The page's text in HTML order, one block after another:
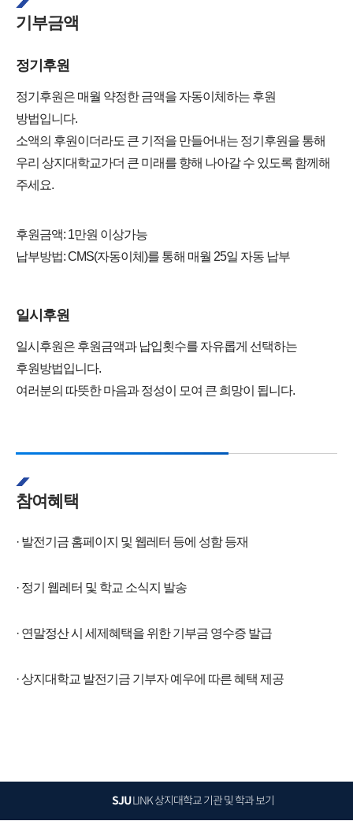
기부금액
정기후원
정기후원은 매월 약정한 금액을 자동이체하는 후원
방법입니다.
소액의 후원이더라도 큰 기적을 만들어내는 정기후원을 통해
우리 상지대학교가더 큰 미래를 향해 나아갈 수 있도록 함께해
주세요.
후원금액: 1만원 이상가능
납부방법: CMS(자동이체)를 통해 매월 25일 자동 납부
일시후원
일시후원은 후원금액과 납입횟수를 자유롭게 선택하는
후원방법입니다.
여러분의 따뜻한 마음과 정성이 모여 큰 희망이 됩니다.
참여혜택
· 발전기금 홈페이지 및 웹레터 등에 성함 등재
· 정기 웹레터 및 학교 소식지 발송
· 연말정산 시 세제혜택을 위한 기부금 영수증 발급
· 상지대학교 발전기금 기부자 예우에 따른 혜택 제공
SJULINK상지대학교 기관 및 학과 보기